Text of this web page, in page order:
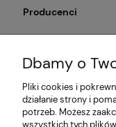
Producenci
Informacje
Dbamy o
Pliki cookies i
działanie strony i
potrzeb. Możesz
wszystkich tych